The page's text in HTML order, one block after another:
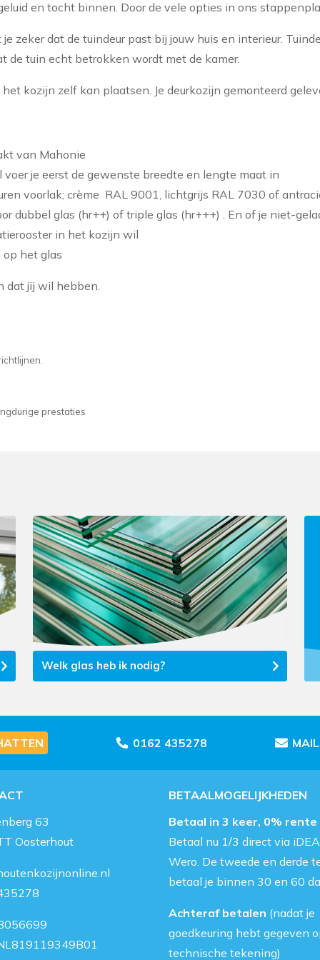
en tocht binnen. Door de vele opties in ons
zeker dat de tuindeur past bij jouw huis en interieur.
de tuin echt betrokken wordt met de kamer.
kozijn zelf kan plaatsen. Je deurkozijn gemonteerd
van Mahonie
je eerst de gewenste breedte en lengte maat in
voorlak; crème RAL 9001, lichtgrijs RAL 7030 of
dubbel glas (hr++) of triple glas (hr+++) . En of je niet-
in het kozijn wil
op het glas
dat jij wil hebben.
prestaties
Welk glas heb ik nodig?
0162 435278
63
Oosterhout
BETAALMOGELIJKHEDEN
Betaal in 3 keer, 0% rente
Betaal nu 1/3 direct via
Wero. De tweede en derde
betaal je binnen 30 en 60
Achteraf betalen (nadat je
goedkeuring hebt gegeven
technische tekening)